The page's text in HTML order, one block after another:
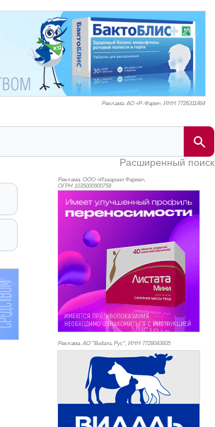
Реклама. АО «Р-Фарм», ИНН 7726311464
Расширенный поиск
Реклама. ООО «Изварино Фарма»,
ОГРН 1035000900758
Реклама. АО "Видаль Рус", ИНН 7728043605